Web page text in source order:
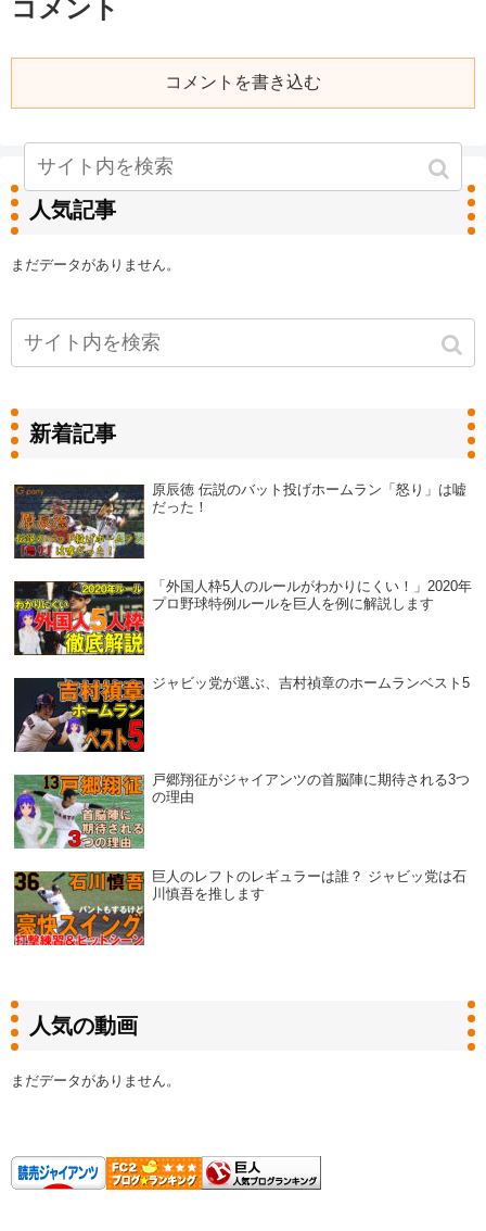
コメント
コメントを書き込む
人気記事
まだデータがありません。
新着記事
原辰徳 伝説のバット投げホームラン「怒り」は嘘
だった！
「外国人枠5人のルールがわかりにくい！」2020年
プロ野球特例ルールを巨人を例に解説します
ジャビッ党が選ぶ、吉村禎章のホームランベスト5
戸郷翔征がジャイアンツの首脳陣に期待される3つ
の理由
巨人のレフトのレギュラーは誰？ ジャビッ党は石
川慎吾を推します
人気の動画
まだデータがありません。